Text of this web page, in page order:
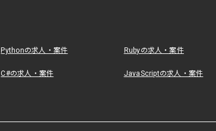
Pythonの求人・案件 Rubyの求人・案件
C#の求人・案件 JavaScriptの求人・案件